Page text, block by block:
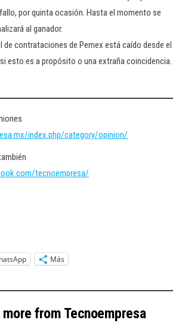
por quinta ocasión. Hasta el momento se
al ganador.
de contrataciones de Pemex está caído desde el
esto es a propósito o una extraña coincidencia.
index.php/category/opinion/
tecnoempresa/
Más
from Tecnoempresa